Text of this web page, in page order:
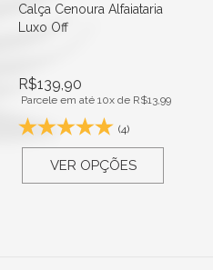
Calça Cenoura Alfaiataria
Luxo Off
R$139,90
Parcele em até 10x de R$13,99
(4)
VER OPÇÕES